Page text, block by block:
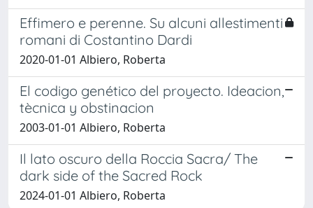
Effimero e perenne. Su alcuni allestimenti
romani di Costantino Dardi
2020-01-01 Albiero, Roberta
El codigo genético del proyecto. Ideacion,
tècnica y obstinacion
2003-01-01 Albiero, Roberta
Il lato oscuro della Roccia Sacra/ The
dark side of the Sacred Rock
2024-01-01 Albiero, Roberta